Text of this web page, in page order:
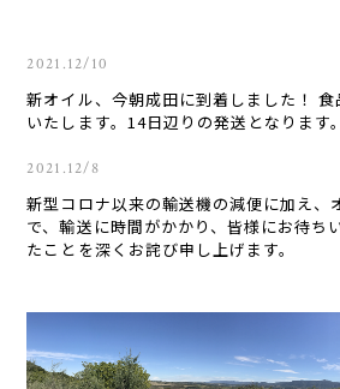
2021.12/10
新オイル、今朝成田に到着しました！
いたします。14日辺りの発送となります。
2021.12/8
新型コロナ以来の輸送機の減便に加え、
で、輸送に時間がかかり、皆様にお待ち
たことを深くお詫び申し上げます。